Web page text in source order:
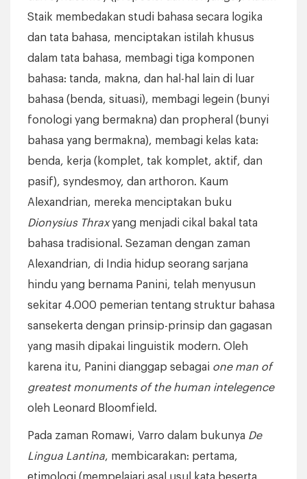
Staik membedakan studi bahasa secara logika
dan tata bahasa, menciptakan istilah khusus
dalam tata bahasa, membagi tiga komponen
bahasa: tanda, makna, dan hal-hal lain di luar
bahasa (benda, situasi), membagi legein (bunyi
fonologi yang bermakna) dan propheral (bunyi
bahasa yang bermakna), membagi kelas kata:
benda, kerja (komplet, tak komplet, aktif, dan
pasif), syndesmoy, dan arthoron. Kaum
Alexandrian, mereka menciptakan buku
Dionysius Thraxyang menjadi cikal bakal tata
bahasa tradisional. Sezaman dengan zaman
Alexandrian, di India hidup seorang sarjana
hindu yang bernama Panini, telah menyusun
sekitar 4.000 pemerian tentang struktur bahasa
sansekerta dengan prinsip-prinsip dan gagasan
yang masih dipakai linguistik modern. Oleh
karena itu, Panini dianggap sebagai one man of
greatest monuments of the human intelegence
oleh Leonard Bloomfield.
Pada zaman Romawi, Varro dalam bukunya De
Lingua Lantina, membicarakan: pertama,